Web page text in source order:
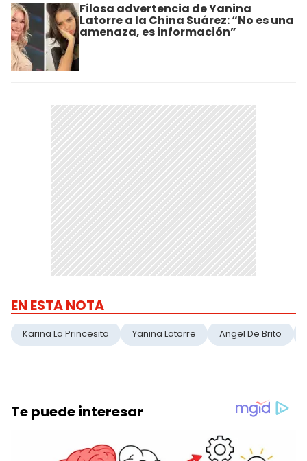
Filosa advertencia de Yanina
Latorre a la China Suárez: “No es una
amenaza, es información”
EN ESTA NOTA
Karina La Princesita Yanina Latorre Angel De Brito